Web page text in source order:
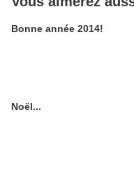
Bonne année 2014!
Noël...